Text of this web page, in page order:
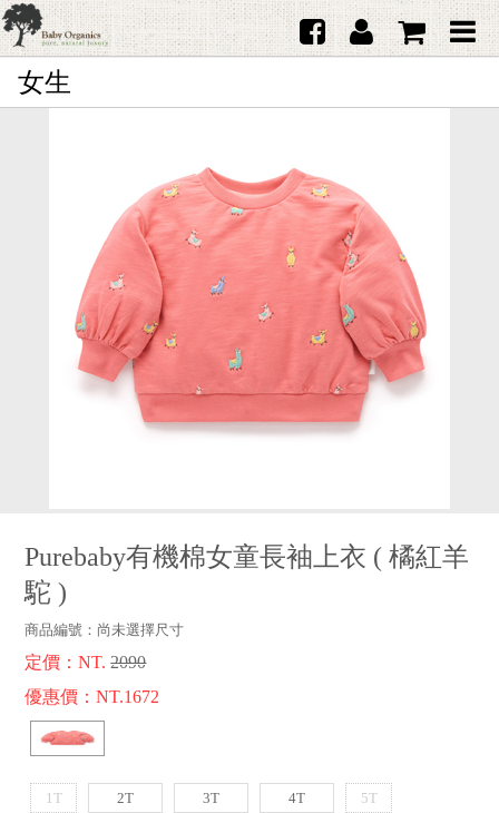
首頁
日本品牌育兒配件
韓國Merebe寶寶配件
女生
男生
客服專區
女生
Purebaby有機棉女童長袖上衣 (橘紅羊
駝 )
商品編號： 尚未選擇尺寸
定價：NT.2090
優惠價：NT.1672
1T 2T 3T 4T 5T